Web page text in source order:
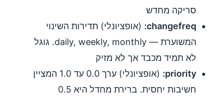
סריקה מחדש
changefreq: (אופציונלי) תדירות השינוי
המשוערת — daily, weekly, monthly. גוגל
לא תמיד מכבד אך לא מזיק
priority:
(אופציונלי) ערך 0.0 עד 1.0 המציין
חשיבות יחסית. ברירת מחדל היא 0.5